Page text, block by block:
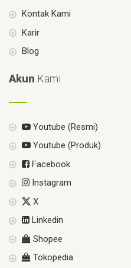
Kontak Kami
Karir
Blog
Akun Kami
Youtube (Resmi)
Youtube (Produk)
Facebook
Instagram
X
Linkedin
Shopee
Tokopedia